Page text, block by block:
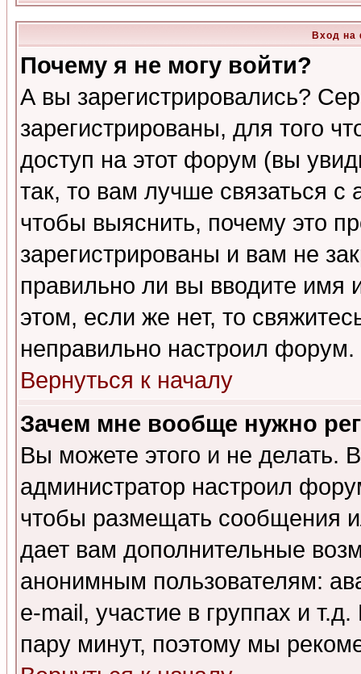
Вход на
Почему я не могу войти?
А вы зарегистрировались?
зарегистрированы, для того
доступ на этот форум (вы
так, то вам лучше связаться
чтобы выяснить, почему это
зарегистрированы и вам не
правильно ли вы вводите
этом, если же нет, то
неправильно настроил форум.
Вернуться к началу
Зачем мне вообще нужно
Вы можете этого и не делать.
администратор настроил
чтобы размещать сообщения
дает вам дополнительные
анонимным пользователям:
e-mail, участие в группах и
пару минут, поэтому мы